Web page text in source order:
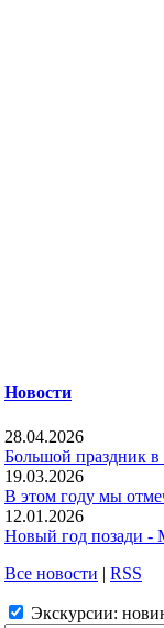
Новости
28.04.2026
Большой праздник
19.03.2026
В этом году мы
12.01.2026
Новый год позади -
Все новости | RSS
Экскурсии: